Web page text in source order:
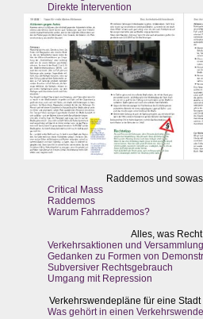
Direkte Intervention
Raddemos und
Critical Mass
Raddemos
Warum Fahrraddemos?
Alles, was Recht
Verkehrsaktionen und
Gedanken zu Formen von
Subversiver Rechtsgebrauch
Umgang mit Repression
Verkehrswendepläne für eine
Was gehört in einen